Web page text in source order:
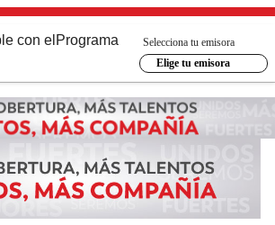
con el Programa
Selecciona tu emisora
Elige tu emisora